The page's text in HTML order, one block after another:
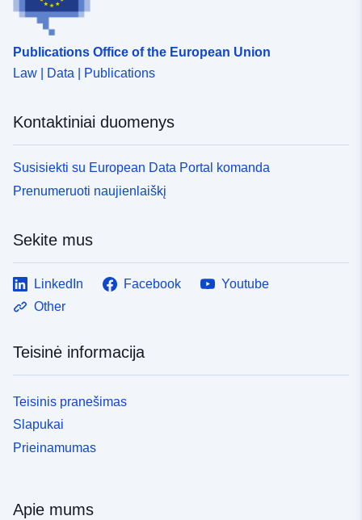
Publications Office of the European Union
Law | Data | Publications
Kontaktiniai duomenys
Susisiekti su European Data Portal komanda
Prenumeruoti naujienlaiškį
Sekite mus
LinkedIn Facebook
Youtube
Other
Teisinė informacija
Teisinis pranešimas
Slapukai
Prieinamumas
Apie mums